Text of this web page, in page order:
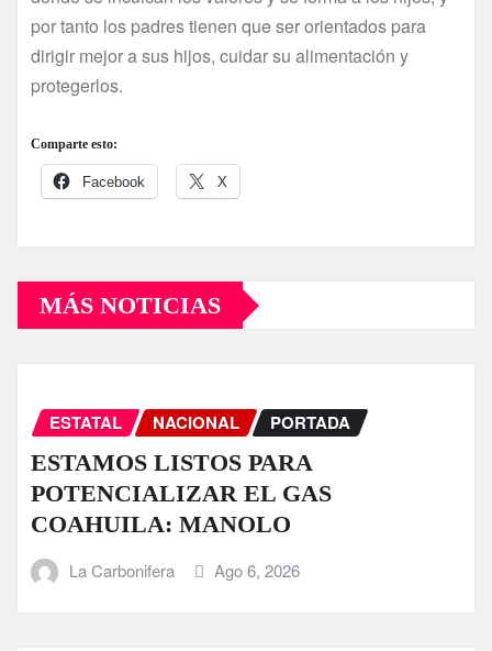
por tanto los padres tienen que ser orientados para
dirigir mejor a sus hijos, cuidar su alimentación y
protegerlos.
Comparte esto:
Facebook X
MÁS NOTICIAS
ESTATAL NACIONAL PORTADA
ESTAMOS LISTOS PARA
POTENCIALIZAR EL GAS
COAHUILA: MANOLO
La Carbonifera Ago 6, 2026